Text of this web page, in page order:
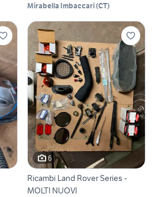
Mirabella Imbaccari(CT)
6
Ricambi Land Rover Series -
MOLTI NUOVI